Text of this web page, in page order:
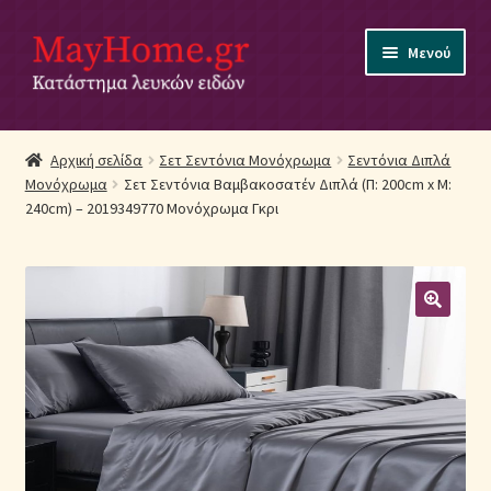
Απευθείας
μετάβαση
στην
Μετάβαση
σε
περιεχόμενο
Μενού
Αρχική
Ακύρωση Παραγγελίας
Βρεφικά Λευκά Είδη
Επικοινωνία
Επιστροφές Προϊόντων
Η εταιρία μας
Αρχική σελίδα Σετ Σεντόνια Μονόχρωμα
Σεντόνια Διπλά
Μονόχρωμα
Σετ Σεντόνια Βαμβακοσατέν Διπλά (Π: 200cm x Μ:
240cm) – 2019349770 Μονόχρωμα Γκρι